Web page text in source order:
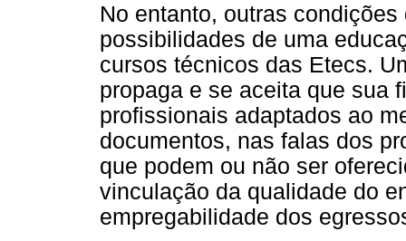
No entanto, outras
possibilidades de uma
cursos técnicos das Etecs.
propaga e se aceita que sua
profissionais adaptados ao
documentos, nas falas dos
que podem ou não ser
vinculação da qualidade do
empregabilidade dos